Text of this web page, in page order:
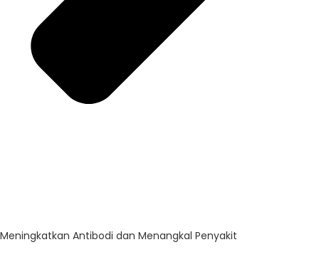
Meningkatkan Antibodi dan Menangkal Penyakit